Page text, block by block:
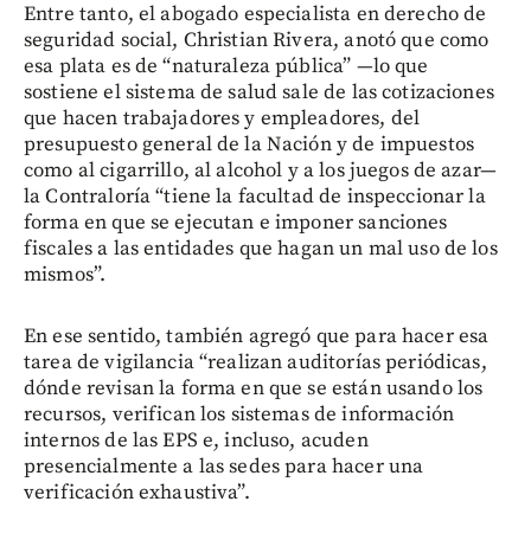
Entre tanto, el abogado especialista en derecho de
seguridad social, Christian Rivera, anotó que como
esa plata es de “naturaleza pública” —lo que
sostiene el sistema de salud sale de las cotizaciones
que hacen trabajadores y empleadores, del
presupuesto general de la Nación y de impuestos
como al cigarrillo, al alcohol y a los juegos de azar—
la Contraloría “tiene la facultad de inspeccionar la
forma en que se ejecutan e imponer sanciones
fiscales a las entidades que hagan un mal uso de los
mismos”.
En ese sentido, también agregó que para hacer esa
tarea de vigilancia “realizan auditorías periódicas,
dónde revisan la forma en que se están usando los
recursos, verifican los sistemas de información
internos de las EPS e, incluso, acuden
presencialmente a las sedes para hacer una
verificación exhaustiva”.